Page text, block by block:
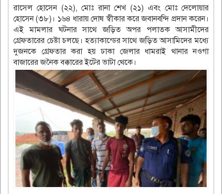
রাসেল হোসেন (২২), মোঃ রানা শেখ (২১) এবং মোঃ দেলোয়ার
হোসেন (৩৮)। ১৬৪ ধারায় দোষ স্বীকার করে জবানবন্দি প্রদান করেন।
এই মামলার ঘটনার সাথে জড়িত অপর পলাতক আসামীদের
গ্রেফতারের চেষ্টা চলছে। হত্যাকান্ডের সাথে জড়িত আসামিদের মধ্যে
দুজনকে গ্রেফতার করা হয় ঢাকা জেলার ধামরাই থানার নওগা
বাজারের জনৈক বক্কারের ইটের ভাটা থেকে।